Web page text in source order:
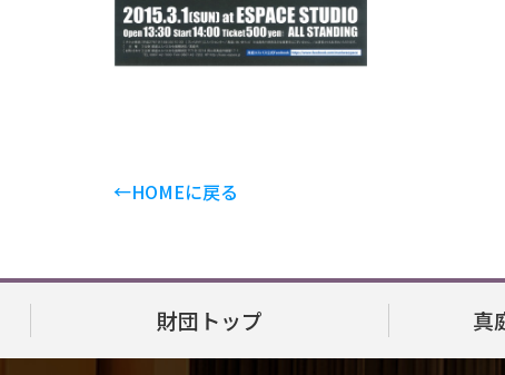
←HOMEに戻る
財団トップ 真